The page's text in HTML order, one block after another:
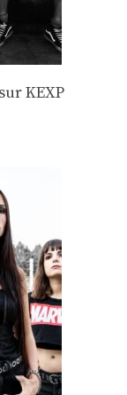
KEXP